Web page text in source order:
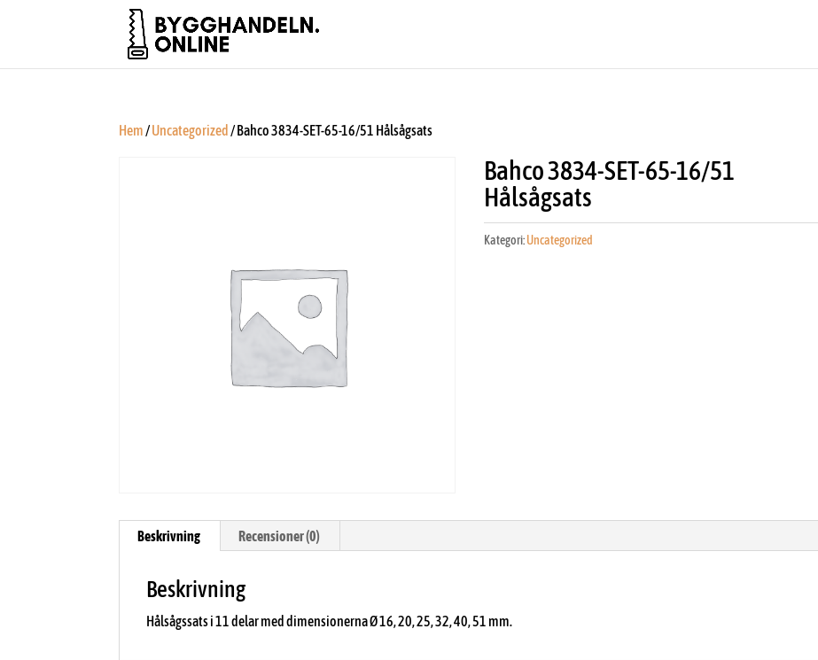
Hem/Uncategorized / Bahco 3834-SET-65-16/51 Hålsågsats
Bahco 3834-SET-65-16/51
Hålsågsats
Kategori:Uncategorized
Beskrivning Recensioner (0)
Beskrivning
Hålsågssats i 11 delar med dimensionerna Ø 16, 20, 25, 32, 40, 51 mm.